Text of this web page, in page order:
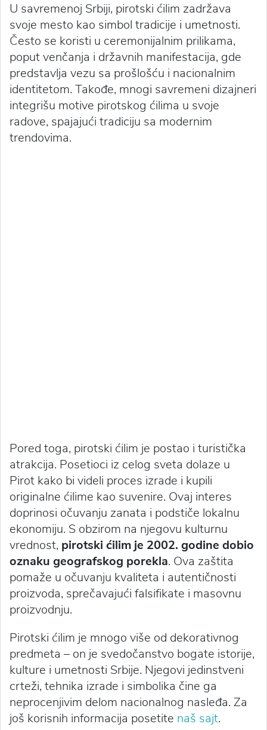
U savremenoj Srbiji, pirotski ćilim zadržava
svoje mesto kao simbol tradicije i umetnosti.
Često se koristi u ceremonijalnim prilikama,
poput venčanja i državnih manifestacija, gde
predstavlja vezu sa prošlošću i nacionalnim
identitetom. Takođe, mnogi savremeni dizajneri
integrišu motive pirotskog ćilima u svoje
radove, spajajući tradiciju sa modernim
trendovima.
Pored toga, pirotski ćilim je postao i turistička
atrakcija. Posetioci iz celog sveta dolaze u
Pirot kako bi videli proces izrade i kupili
originalne ćilime kao suvenire. Ovaj interes
doprinosi očuvanju zanata i podstiče lokalnu
ekonomiju. S obzirom na njegovu kulturnu
vrednost, pirotski ćilim je 2002. godine dobio
oznaku geografskog porekla. Ova zaštita
pomaže u očuvanju kvaliteta i autentičnosti
proizvoda, sprečavajući falsifikate i masovnu
proizvodnju.
Pirotski ćilim je mnogo više od dekorativnog
predmeta – on je svedočanstvo bogate istorije,
kulture i umetnosti Srbije. Njegovi jedinstveni
crteži, tehnika izrade i simbolika čine ga
neprocenjivim delom nacionalnog nasleđa. Za
još korisnih informacija posetite naš sajt.